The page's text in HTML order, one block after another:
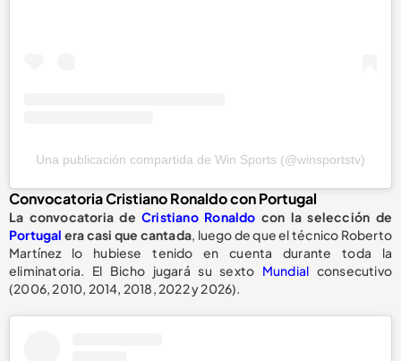
Una publicación compartida de Win Sports (@winsportstv)
Convocatoria Cristiano Ronaldo con Portugal
La convocatoria deCristiano Ronaldo con la selección de
Portugal era casi que cantada, luego de que el técnico Roberto
Martínez lo hubiese tenido en cuenta durante toda la
eliminatoria. El Bicho jugará su sexto Mundial consecutivo
(2006, 2010, 2014, 2018, 2022 y 2026).